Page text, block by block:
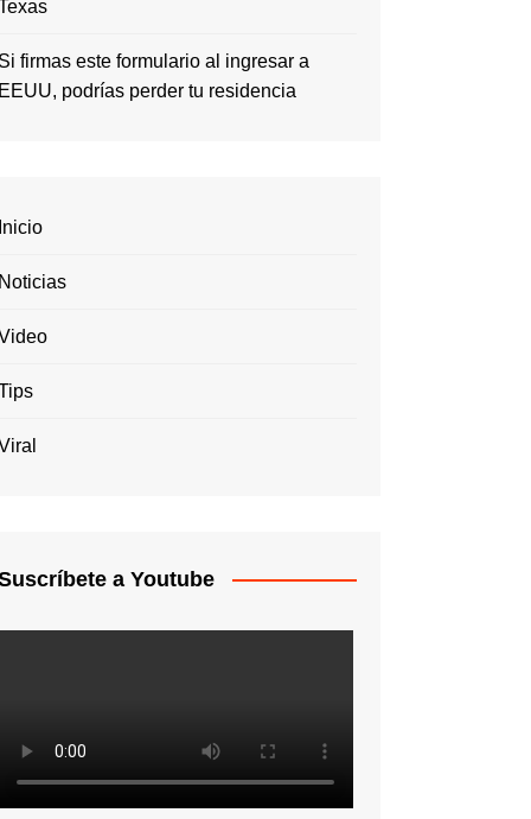
Si firmas este formulario al ingresar a
EEUU, podrías perder tu residencia
Inicio
Noticias
a Youtube